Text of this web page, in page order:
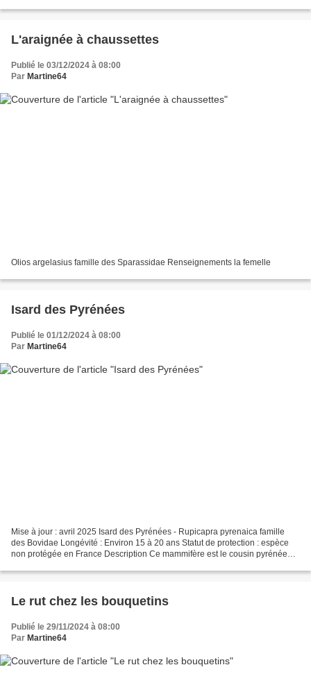
L'araignée à chaussettes
Publié le 03/12/2024 à 08:00
Par Martine64
Olios argelasius famille des Sparassidae Renseignements la femelle
Isard des Pyrénées
Publié le 01/12/2024 à 08:00
Par Martine64
Mise à jour : avril 2025 Isard des Pyrénées - Rupicapra pyrenaica famille
des Bovidae Longévité : Environ 15 à 20 ans Statut de protection : espèce
non protégée en France Description Ce mammifère est le cousin pyrénéen
Le rut chez les bouquetins
Publié le 29/11/2024 à 08:00
Par Martine64